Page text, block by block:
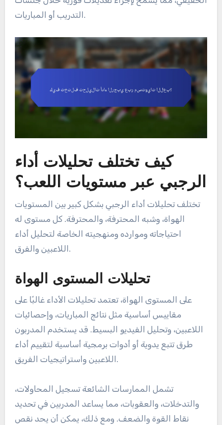
التدريب أو المباريات.
كيف تختلف تحليلات أداء
الرجبي عبر مستويات اللعب؟
تختلف تحليلات أداء الرجبي بشكل كبير بين المستويات
الهواة، وشبه المحترفة، والمحترفة. كل مستوى له
احتياجاته وموارده ومنهجيته الخاصة لتحليل أداء
اللاعبين والفرق.
تحليلات المستوى الهواة
على المستوى الهواة، تعتمد تحليلات الأداء غالبًا على
مقاييس أساسية مثل نتائج المباريات، وإحصائيات
اللاعبين، وتحليل الفيديو البسيط. قد يستخدم المدربون
طرق تتبع يدوية أو أدوات برمجية أساسية لتقييم أداء
اللاعبين واستراتيجيات الفريق.
تشمل الممارسات الشائعة تسجيل المحاولات،
والتدخلات، والعقوبات، مما يساعد المدربين في تحديد
نقاط القوة والضعف. ومع ذلك، يمكن أن يحد نقص